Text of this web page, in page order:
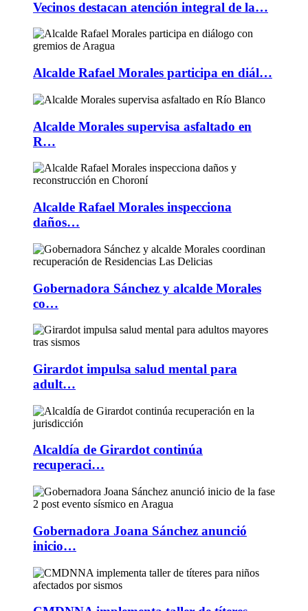
Vecinos destacan atención integral de la…
Alcalde Rafael Morales participa en diál…
Alcalde Morales supervisa asfaltado en
R…
Alcalde Rafael Morales inspecciona
daños…
Gobernadora Sánchez y alcalde Morales
co…
Girardot impulsa salud mental para
adult…
Alcaldía de Girardot continúa
recuperaci…
Gobernadora Joana Sánchez anunció
inicio…